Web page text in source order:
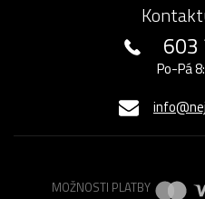
603
Po-Pá
MOŽNOSTI PLATBY